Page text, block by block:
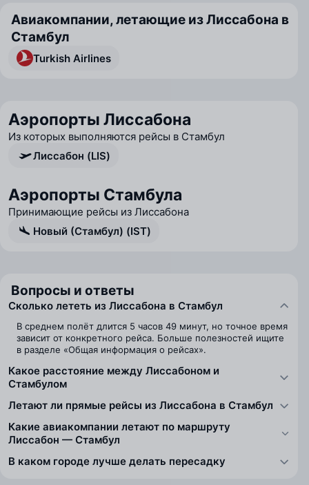
Авиакомпании, летающие из Лиссабона в
Стамбул
Turkish Airlines
Аэропорты Лиссабона
Из которых выполняются рейсы в Стамбул
Лиссабон (LIS)
Аэропорты Стамбула
Принимающие рейсы из Лиссабона
Новый (Стамбул) (IST)
Вопросы и ответы
Сколько лететь из Лиссабона в Стамбул
В среднем полёт длится 5 часов 49 минут, но точное время
зависит от конкретного рейса. Больше полезностей ищите
в разделе «Общая информация о рейсах».
Какое расстояние между Лиссабоном и
Стамбулом
Летают ли прямые рейсы из Лиссабона в Стамбул
Какие авиакомпании летают по маршруту
Лиссабон — Стамбул
В каком городе лучше делать пересадку